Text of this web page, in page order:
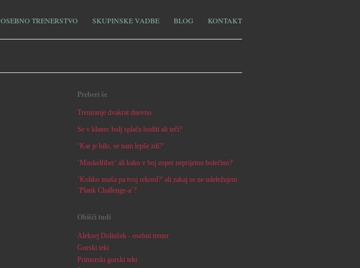
OSEBNO TRENERSTVO SKUPINSKE VADBE BLOG KONTAKT
Preberi še
Treniranje dvakrat dnevno
Se v klanec bolj splača hoditi ali teči?
‘Kar je bilo, se nam lepše zdi?’
‘Muskelfiber’ ali kako v boj zoper neprijetno bolečino?
‘Koliko znaša pa tvoj rekord?’ ali zakaj se ne udeležujem
‘Plank Challenge-a’?
Obišči tudi
Aleksej Dolinšek - osebni trener
Gorski teki
Primorski gorski teki